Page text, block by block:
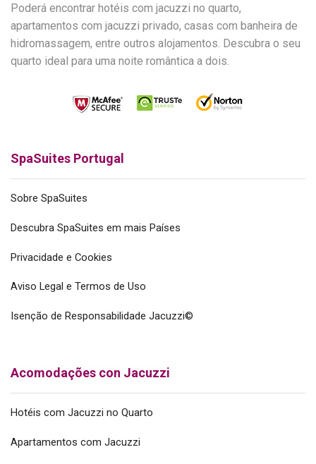
Poderá encontrar hotéis com jacuzzi no quarto,
apartamentos com jacuzzi privado, casas com banheira de
hidromassagem, entre outros alojamentos. Descubra o seu
quarto ideal para uma noite romântica a dois.
SpaSuites Portugal
Sobre SpaSuites
Descubra SpaSuites em mais Países
Privacidade e Cookies
Aviso Legal e Termos de Uso
Isenção de Responsabilidade Jacuzzi©
Acomodações con Jacuzzi
Hotéis com Jacuzzi no Quarto
Apartamentos com Jacuzzi